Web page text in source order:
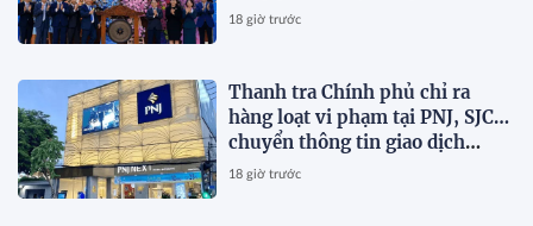
18 giờ trước
Thanh tra Chính phủ chỉ ra
hàng loạt vi phạm tại PNJ, SJC…
chuyển thông tin giao dịch
2.084 tỷ đồng sang Bộ Công an
18 giờ trước